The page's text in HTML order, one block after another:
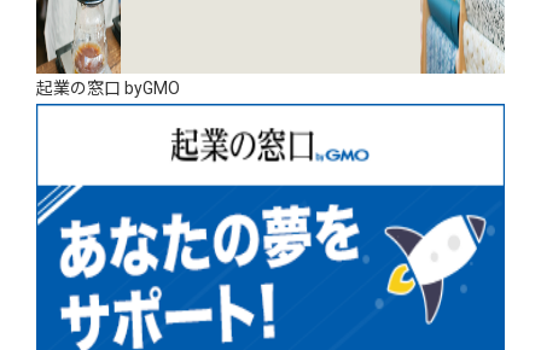
起業の窓口 byGMO